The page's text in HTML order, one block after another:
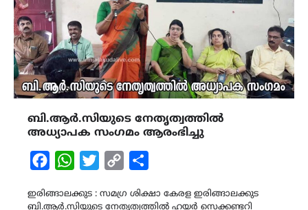
ബി.ആർ.സിയുടെ നേതൃത്വത്തിൽ
അധ്യാപക സംഗമം ആരംഭിച്ചു
FacebookWhatsAppTwitterCopy
ഇരിങ്ങാലക്കുട : സമഗ്ര ശിക്ഷാ കേരള ഇരിങ്ങാലക്കുട
ബി.ആർ.സിയുടെ നേതൃത്വത്തിൽ ഹയർ സെക്കണ്ടറി